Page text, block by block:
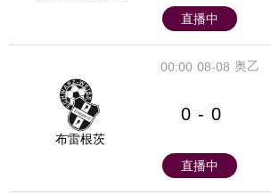
直播中
08-08
00:00 奥乙
布雷根茨
0 - 0
直播中